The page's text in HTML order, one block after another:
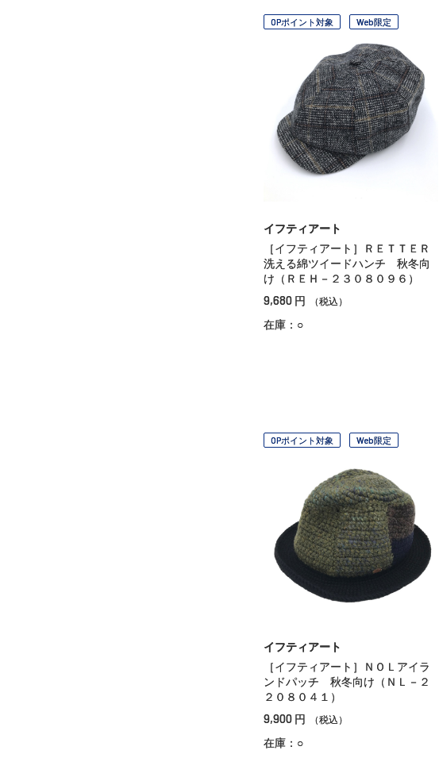
OPポイント対象 Web限定
イフティアート
［イフティアート］ＲＥＴＴＥＲ
洗える綿ツイードハンチ 秋冬向
け（ＲＥＨ－２３０８０９６）
9,680 円 （税込）
在庫：○
OPポイント対象 Web限定
イフティアート
［イフティアート］ＮＯＬアイラ
ンドパッチ 秋冬向け（ＮＬ－２
２０８０４１）
9,900 円 （税込）
在庫：○